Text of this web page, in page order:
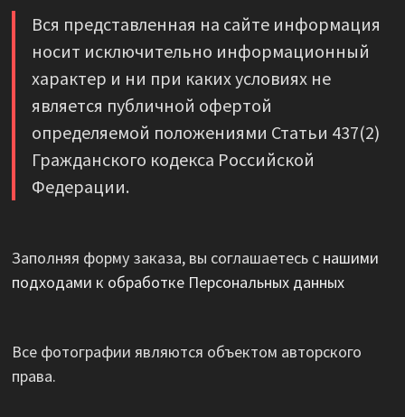
Вся представленная на сайте информация
носит исключительно информационный
характер и ни при каких условиях не
является публичной офертой
определяемой положениями Статьи 437(2)
Гражданского кодекса Российской
Федерации.
Заполняя форму заказа, вы соглашаетесь с нашими
подходами к обработке Персональных данных
Все фотографии являются объектом авторского
права.